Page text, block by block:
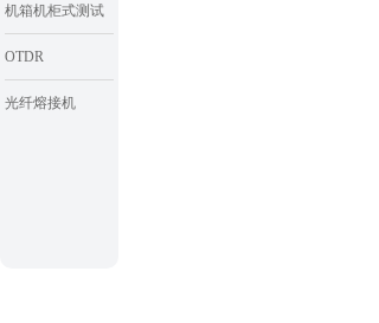
机箱机柜式测试
系统
OTDR
光纤熔接机